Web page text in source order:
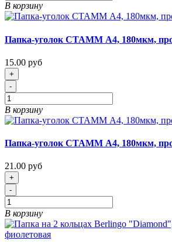
В корзину
Папка-уголок СТАММ А4, 180мкм,
15.00 руб
+
-
В корзину
Папка-уголок СТАММ А4, 180мкм,
21.00 руб
+
-
В корзину